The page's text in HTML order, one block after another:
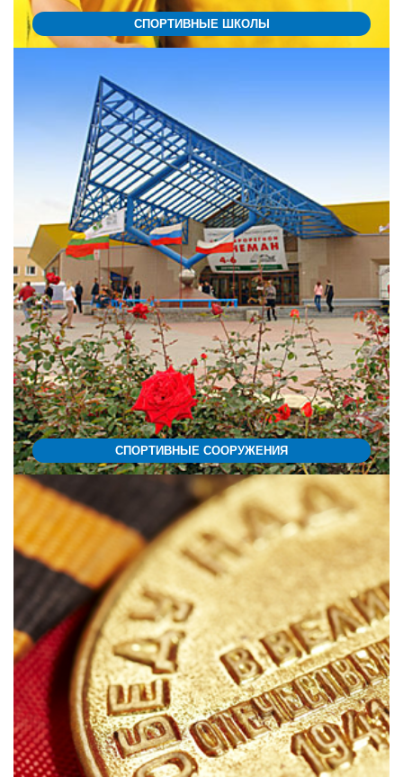
СПОРТИВНЫЕ ШКОЛЫ
СПОРТИВНЫЕ СООРУЖЕНИЯ